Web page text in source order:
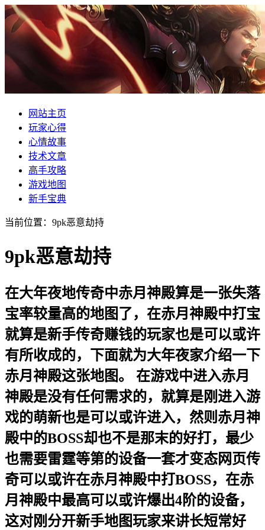
网站主页
玩家心得
心情故事
技术文章
高手攻略
游戏地图
新手宝典
当前位置：9pk恶意劫持
9pk恶意劫持
在大年夜地传奇中赤月神殿算是一张失落
宝率较量高的地图了，在赤月神殿中打宝
就算是新手传奇赚钱的玩家也是可以或许
有所收成的，下面就为大年夜家介绍一下
赤月神殿这张地图。 在游戏中进入赤月
神殿是没有任何需求的，就算是刚进入游
戏的萌新也是可以或许进入，然则赤月神
殿中的BOSS却也不是那末的好打，最少
也需要雷霆等第的设备一套才变态网页传
奇可以或许在赤月神殿中打BOSS，在赤
月神殿中最高可以或许爆出4阶的设备，
这对刚分开新手地图玩家来讲长短常好